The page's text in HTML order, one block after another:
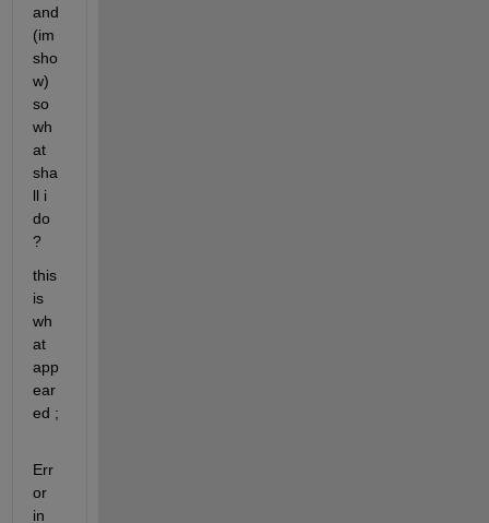
and
(im
sho
w)
so
wh
at
sha
ll i
do
?
this
is
wh
at
app
ear
ed ;
Err
or
in